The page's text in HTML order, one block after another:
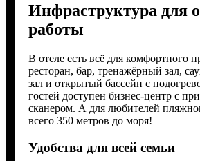
Инфраструктура для
работы
В отеле есть всё для комфортного
ресторан, бар, тренажёрный зал,
зал и открытый бассейн с
гостей доступен бизнес-центр с
сканером. А для любителей
всего 350 метров до моря!
Удобства для всей семьи